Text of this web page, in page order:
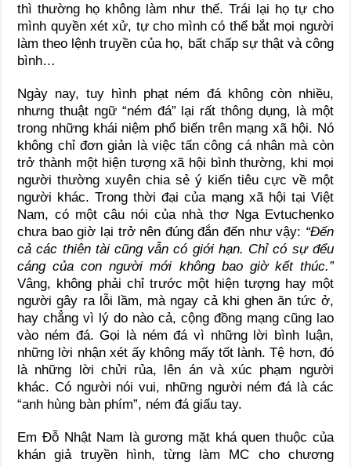
thì thường họ không làm như thế. Trái lại họ tự cho
mình quyền xét xử, tự cho mình có thể bắt mọi người
làm theo lệnh truyền của họ, bất chấp sự thật và công
bình…
Ngày nay, tuy hình phạt ném đá không còn nhiều,
nhưng thuật ngữ “ném đá” lại rất thông dụng, là một
trong những khái niệm phổ biến trên mạng xã hội. Nó
không chỉ đơn giản là việc tấn công cá nhân mà còn
trở thành một hiện tượng xã hội bình thường, khi mọi
người thường xuyên chia sẻ ý kiến tiêu cực về một
người khác. Trong thời đại của mạng xã hội tại Việt
Nam, có một câu nói của nhà thơ Nga Evtuchenko
chưa bao giờ lại trở nên đúng đắn đến như vậy: “Đến
cả các thiên tài cũng vẫn có giới hạn. Chỉ có sự đểu
cáng của con người mới không bao giờ kết thúc.”
Vâng, không phải chỉ trước một hiện tượng hay một
người gây ra lỗi lầm, mà ngay cả khi ghen ăn tức ở,
hay chẳng vì lý do nào cả, cộng đồng mạng cũng lao
vào ném đá. Gọi là ném đá vì những lời bình luận,
những lời nhận xét ấy không mấy tốt lành. Tệ hơn, đó
là những lời chửi rủa, lên án và xúc phạm người
khác. Có người nói vui, những người ném đá là các
“anh hùng bàn phím”, ném đá giấu tay.
Em Đỗ Nhật Nam là gương mặt khá quen thuộc của
khán giả truyền hình, từng làm MC cho chương